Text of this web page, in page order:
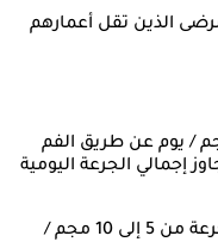
الذين تقل أعمارهم
مبدئيًا ، 15 مجم / كجم / يوم عن طريق الفم
تجاوز إجمالي الجرعة اليومية
(10 سنوات أو أكثر) الصيانة ، قد تزيد الجرعة من 5 إلى 10 مجم /